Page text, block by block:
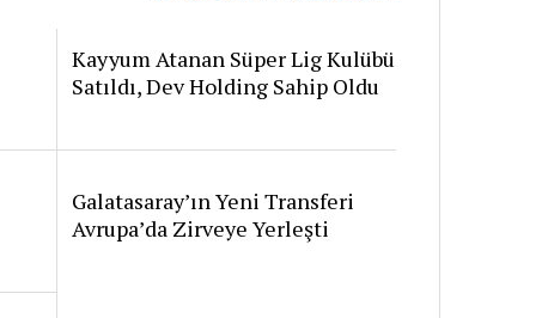
Kayyum Atanan Süper Lig Kulübü
Satıldı, Dev Holding Sahip Oldu
Galatasaray’ın Yeni Transferi
Avrupa’da Zirveye Yerleşti